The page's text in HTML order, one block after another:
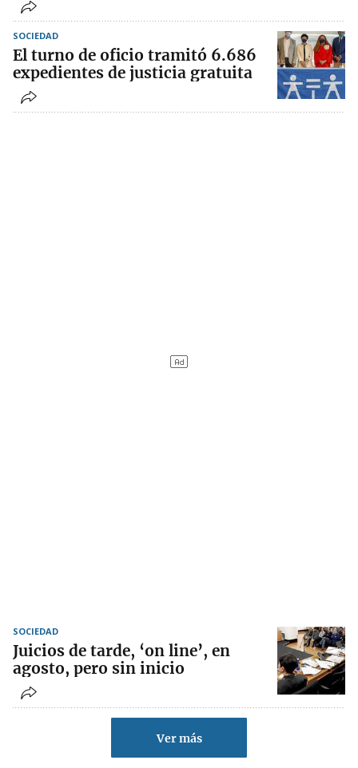
SOCIEDAD
El turno de oficio tramitó 6.686
expedientes de justicia gratuita
SOCIEDAD
Juicios de tarde, ‘on line’, en
agosto, pero sin inicio
Ver más